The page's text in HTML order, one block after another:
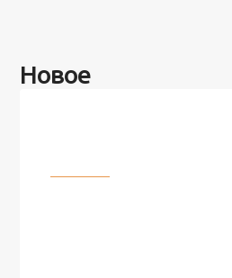
Новое